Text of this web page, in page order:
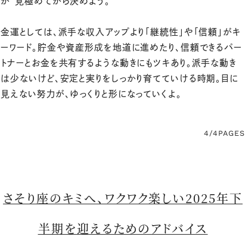
金運としては、派手な収入アップより「継続性」や「信頼」がキ
ーワード。貯金や資産形成を地道に進めたり、信頼できるパー
トナーとお金を共有するような動きにもツキあり。派手な動き
は少ないけど、安定と実りをしっかり育てていける時期。目に
見えない努力が、ゆっくりと形になっていくよ。
4/4 PAGES
さそり座のキミへ、ワクワク楽しい2025年下
半期を迎えるためのアドバイス